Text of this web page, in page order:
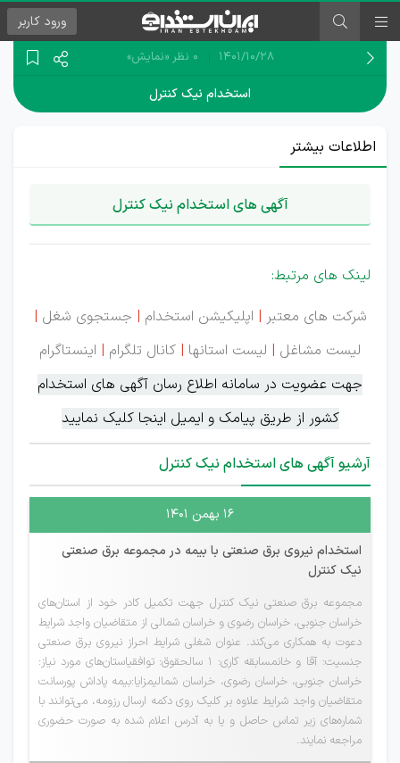
ورود کاربر
۱۴۰۱/۱۰/۲۸ 0 نظر «نمایش»
استخدام نیک کنترل
اطلاعات بیشتر
آگهی های استخدام نیک کنترل
لینک های مرتبط:
شرکت های معتبر | اپلیکیشن استخدام | جستجوی شغل |
لیست مشاغل | لیست استانها | کانال تلگرام | اینستاگرام
جهت عضویت در سامانه اطلاع رسان آگهی های استخدام
کشور از طریق پیامک و ایمیل اینجا کلیک نمایید
آرشیو آگهی های استخدام نیک کنترل
۱۶ بهمن ۱۴۰۱
استخدام نیروی برق صنعتی با بیمه در مجموعه برق صنعتی
نیک کنترل
مجموعه برق صنعتی نیک کنترل جهت تکمیل کادر خود از استان‌های
خراسان جنوبی، خراسان رضوی و خراسان شمالی از متقاضیان واجد شرایط
دعوت به همکاری می‌کند. عنوان شغلی شرایط احراز نیروی برق صنعتی
جنسیت: آقا و خانمسابقه کاری: 1 سالحقوق: توافقیاستان‌های مورد نیاز:
خراسان جنوبی، خراسان رضوی، خراسان شمالیمزایا:بیمه پاداش پورسانت
متقاضیان واجد شرایط علاوه بر کلیک روی دکمه ارسال رزومه، می‌توانند با
شماره‌های زیر تماس حاصل و یا به آدرس اعلام شده به صورت حضوری
مراجعه نمایند.